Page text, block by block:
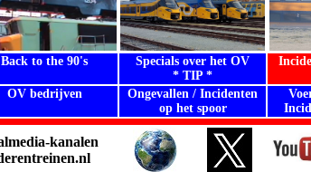
Back to the 90's
Specials over het OV
* TIP *
OV bedrijven
Ongevallen / Incidenten
op het spoor
kanalen